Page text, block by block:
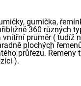
gumička,
360 různých
průměr ( tudíž
plochých
průřezu. Řemeny
).